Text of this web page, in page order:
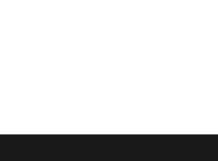
– Urlaub soll für mich dann auch